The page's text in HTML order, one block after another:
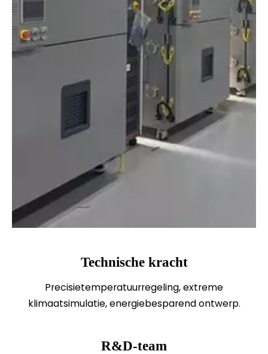
Technische kracht
Precisietemperatuurregeling, extreme
klimaatsimulatie, energiebesparend ontwerp.
R&D-team